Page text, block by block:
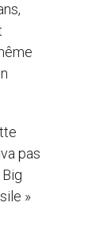
pas
»